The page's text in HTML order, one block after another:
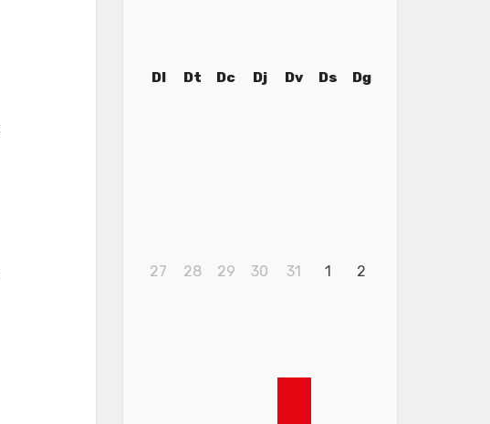
Dl Dt Dc Dj Dv Ds Dg
27 28 29 30 31 1 2